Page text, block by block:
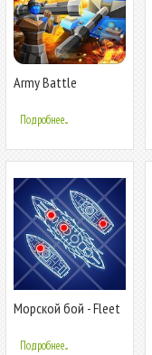
Army Battle
Подробнее...
Морской бой - Fleet
Подробнее...